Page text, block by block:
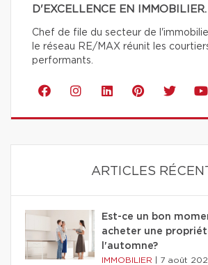
D'EXCELLENCE EN IMMOBILIER.
Chef de file du secteur de
le réseau RE/MAX réunit les
performants.
ARTICLES
Est-ce un bon
acheter une
l'automne?
IMMOBILIER 7 août